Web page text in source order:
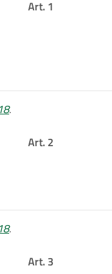
Art. 1
.
Art. 2
.
Art. 3